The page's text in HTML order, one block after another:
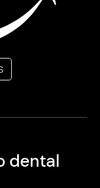
dental